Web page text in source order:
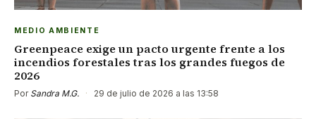
MEDIO AMBIENTE
Greenpeace exige un pacto urgente frente a los
incendios forestales tras los grandes fuegos de
2026
Por Sandra M.G. · 29 de julio de 2026 a las 13:58